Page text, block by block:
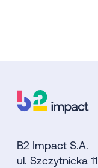
B2 Impact S.A.
ul. Szczytnicka 11